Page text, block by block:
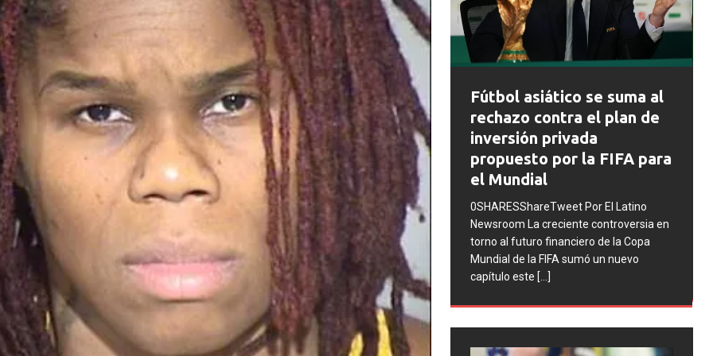
Islas Malvinas y el
una historia de
memoria y
nacional
Por El Latino
El deporte ha sido, a lo largo
la historia, mucho más que una
entre equipos o atletas. En
Fútbol asiático se suma al
rechazo contra el plan de
inversión privada
propuesto por la FIFA para
el Mundial
0SHARESShareTweet Por El Latino
Newsroom La creciente controversia en
torno al futuro financiero de la Copa
Mundial de la FIFA sumó un nuevo
capítulo este
FIFA abre expedientes
disciplinarios contra
Argentina tras los
incidentes en la final del
Mundial 2026
0SHARESShareTweet Por El Latino
Newsroom La FIFA inició una serie de
procesos disciplinarios contra la
Asociación del Fútbol Argentino (AFA),
cuatro integrantes de la selección